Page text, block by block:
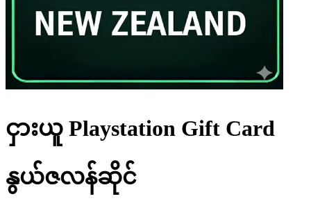
ငှားယူ Playstation Gift Card
နွယ်ဇလန်ဆိုင်